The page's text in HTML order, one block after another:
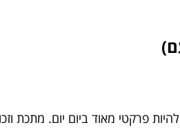
פרקטי מאוד ביום יום. מתכת